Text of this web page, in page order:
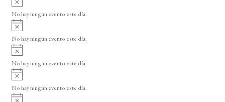
o
v
i
o
No hay ningún evento este día.
A
v
i
o
No hay ningún evento este día.
A
v
i
o
No hay ningún evento este día.
A
v
i
No hay ningún evento este día.
A